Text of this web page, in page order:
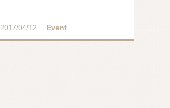
2017/04/12 Event